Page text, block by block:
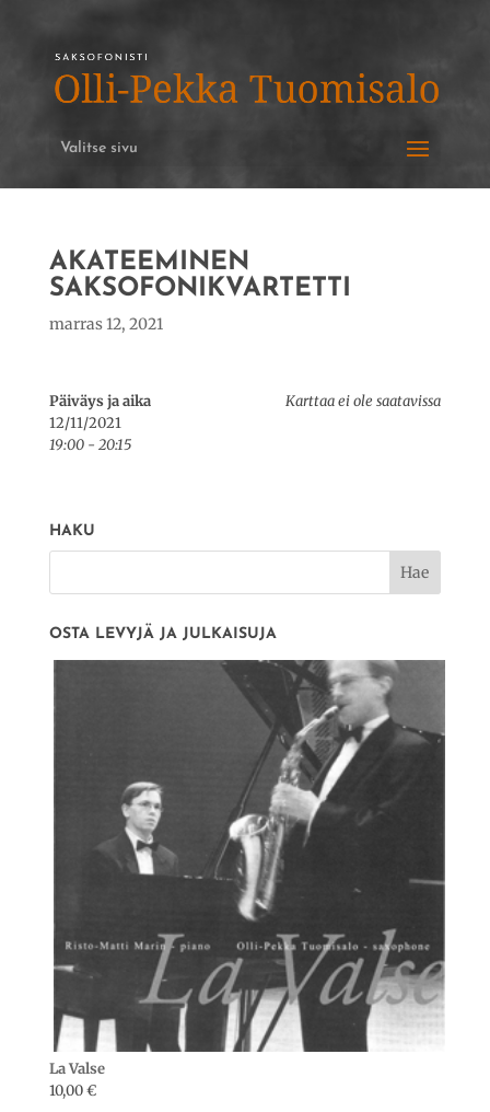
Valitse sivu
AKATEEMINEN
SAKSOFONIKVARTETTI
marras 12, 2021
Karttaa ei ole saatavissa
Päiväys ja aika
12/11/2021
19:00 - 20:15
HAKU
OSTA LEVYJÄ JA JULKAISUJA
La Valse
10,00€